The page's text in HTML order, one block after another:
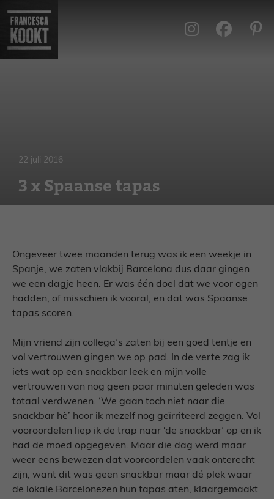
naar
inhoud
22 juli 2016
3 x Spaanse tapas
Ongeveer twee maanden terug was ik een weekje in
Spanje, we zaten vlakbij Barcelona dus daar gingen
we een dagje heen. Er was één doel dat we voor ogen
hadden, of misschien ik vooral, en dat was Spaanse
tapas scoren.
Mijn vriend zijn collega’s zaten bij een goed tentje en
vol vertrouwen gingen we op pad. In de verte zag ik
iets wat op een snackbar leek en mijn volle
vertrouwen van nog geen paar minuten geleden was
totaal verdwenen. ‘We gaan toch niet naar die
snackbar hè’ hoor ik mezelf nog geïrriteerd zeggen. Vol
vooroordelen liep ik de trap naar ‘de snackbar’ op en ik
had de moed opgegeven. Maar die dag werd maar
weer eens bewezen dat vooroordelen vaak onterecht
zijn, want dit was geen snackbar maar dé plek waar
de lokale Barcelonezen hun tapas aten, klaargemaakt